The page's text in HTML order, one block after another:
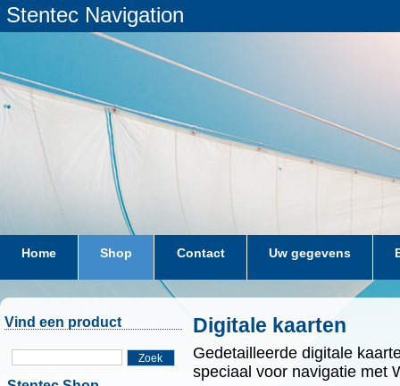
Stentec Navigation
Home Shop Contact Uw gegevens
Vind een product
Zoek
Digitale kaarten
Gedetailleerde digitale
speciaal voor navigatie met